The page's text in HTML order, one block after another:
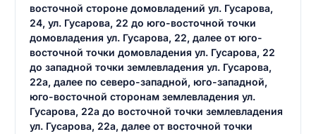
восточной стороне домовладений ул. Гусарова,
24, ул. Гусарова, 22 до юго-восточной точки
домовладения ул. Гусарова, 22, далее от юго-
восточной точки домовладения ул. Гусарова, 22
до западной точки землевладения ул. Гусарова,
22а, далее по северо-западной, юго-западной,
юго-восточной сторонам землевладения ул.
Гусарова, 22а до восточной точки землевладения
ул. Гусарова, 22а, далее от восточной точки